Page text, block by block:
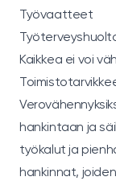
Työvaatteet
Kaikkea ei voi
hankintaan ja
työkalut ja
hankinnat,